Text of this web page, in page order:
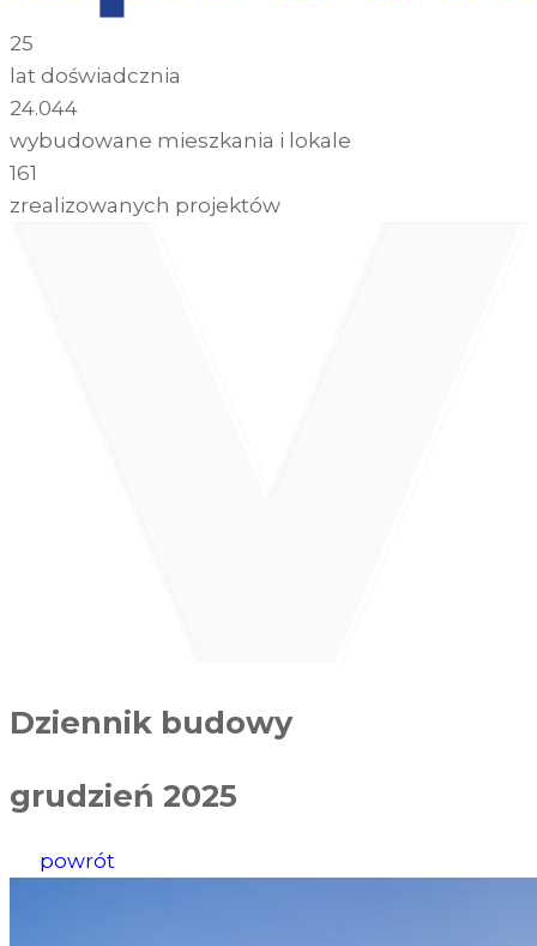
25
lat doświadcznia
24.044
wybudowane mieszkania i lokale
161
zrealizowanych projektów
Dziennik budowy
grudzień 2025
powrót